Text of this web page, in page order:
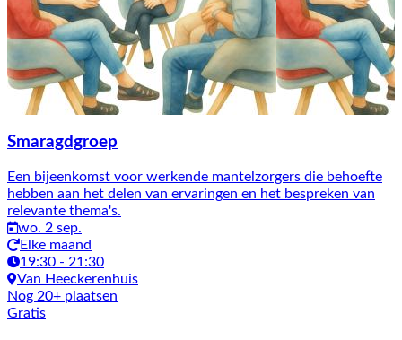
Smaragdgroep
Een bijeenkomst voor werkende mantelzorgers die behoefte
hebben aan het delen van ervaringen en het bespreken van
relevante thema's.
wo. 2 sep.
Elke maand
19:30 - 21:30
Van Heeckerenhuis
Nog 20+ plaatsen
Gratis